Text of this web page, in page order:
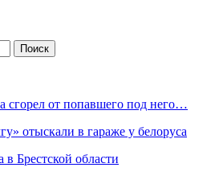
сгорел от попавшего под него…
отыскали в гараже у белоруса
Брестской области